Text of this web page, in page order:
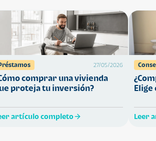
27/05/2026
comprar una vivienda
proteja tu inversión?
artículo completo
Elige
Leer